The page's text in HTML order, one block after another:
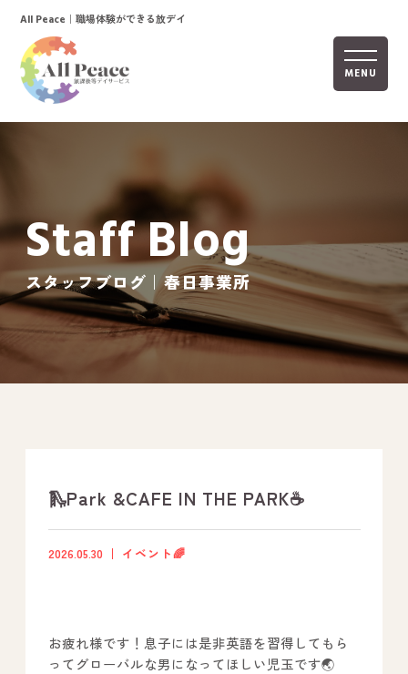
MENU
ホーム
活動内容
ご利用までの流れ
採用情報
自己評価表
社内行事
事業所のご案内
All Peace ｜職場体験ができる放デイ
Staff Blog
スタッフブログ｜春日事業所
🛝Park &CAFE IN THE PARK☕️
2026.05.30 イベント🌈
お疲れ様です！息子には是非英語を習得してもら
ってグローバルな男になってほしい児玉です🌏